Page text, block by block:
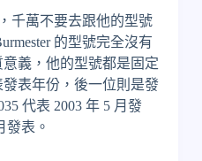
千萬不要去跟他的型號
的型號完全沒有
義，他的型號都是固定
表年份，後一位則是發
代表 2003 年 5 月發
發表。